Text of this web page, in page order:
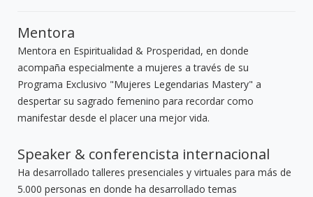
Mentora
Mentora en Espiritualidad & Prosperidad, en donde
acompaña especialmente a mujeres a través de su
Programa Exclusivo "Mujeres Legendarias Mastery" a
despertar su sagrado femenino para recordar como
manifestar desde el placer una mejor vida.
Speaker & conferencista internacional
Ha desarrollado talleres presenciales y virtuales para más de
5.000 personas en donde ha desarrollado temas